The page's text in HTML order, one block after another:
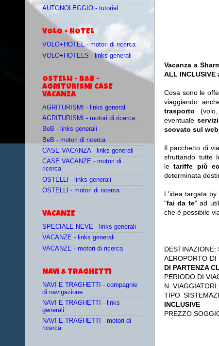
Vacanza a
ALL INCLUSIVE
Cosa sono le
viaggiando
trasporto
eventuale
scovato sul
Il pacchetto di
sfruttando tutte
le tariffe più
determinata
L'idea targata by
"fai da te" ad
che è possibile
DESTINAZIONE:
AEROPORTO DI
DI PARTENZA
PERIODO DI
N. VIAGGIATORI:
TIPO
INCLUSIVE
PREZZO
AUTONOLEGGIO - tutorial
VOLO + HOTEL
VOLO+HOTEL - motori di ricerca
VOLO+HOTELS - links generali
OSTELLI - B&B -
AGRITURISMI CASE
VACANZA
AGRITURISMI - links generali
AGRITURISMI - motori di ricerca
BeB - links generali
BeB - motori di ricerca
CASE VACANZA - links generali
CASE VACANZE - motori di
ricerca
OSTELLI - links generali
OSTELLI - motori di ricerca
VACANZE
SPECIALE NEVE - links generali
VACANZE - links generali
VACANZE - motori di ricerca
NAVI & TRAGHETTI
NAVI E TRAGHETTI - compagnie
di navigazione
NAVI E TRAGHETTI - links
generali
NAVI E TRAGHETTI - motori di
ricerca